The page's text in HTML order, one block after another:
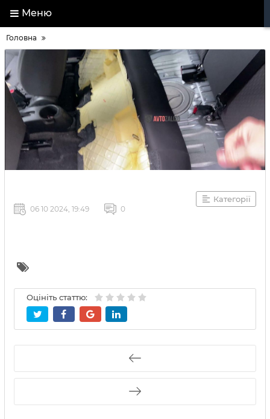
Меню
Головна
Категорії
06 10 2024, 19:49 0
Оцініть статтю: